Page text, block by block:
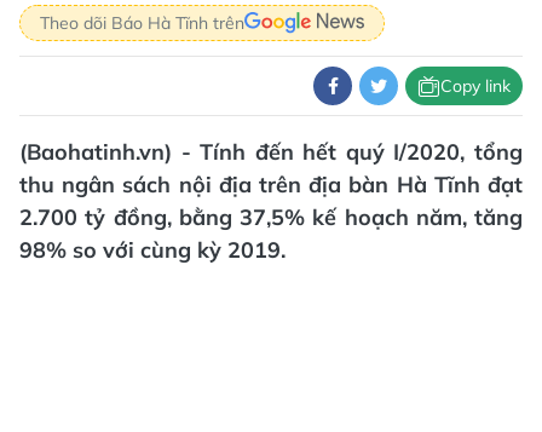
Theo dõi Báo Hà Tĩnh trên
Copy link
(Baohatinh.vn) - Tính đến hết quý I/2020, tổng
thu ngân sách nội địa trên địa bàn Hà Tĩnh đạt
2.700 tỷ đồng, bằng 37,5% kế hoạch năm, tăng
98% so với cùng kỳ 2019.